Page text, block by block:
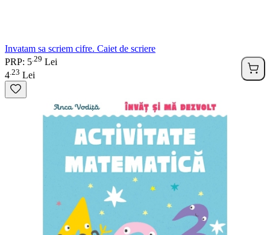
Invatam sa scriem cifre. Caiet de scriere
PRP: 5 29 Lei
4 23 Lei